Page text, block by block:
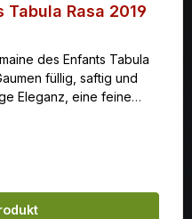
Rasa 2019
des Enfants Tabula
füllig, saftig und
Eleganz, eine feine
im Abgang. Er